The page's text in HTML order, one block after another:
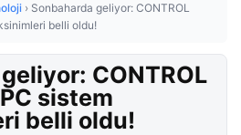
› Sonbaharda geliyor: CONTROL
belli oldu!
CONTROL
sistem
belli oldu!